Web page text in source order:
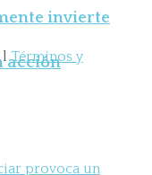
invierte
acción
lTérminos y